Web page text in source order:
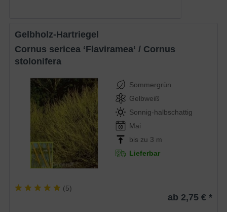
Gelbholz-Hartriegel
Cornus sericea ‘Flaviramea‘ / Cornus
stolonifera
Sommergrün
Gelbweiß
Sonnig-halbschattig
Mai
bis zu 3 m
Lieferbar
(5)
ab 2,75 € *